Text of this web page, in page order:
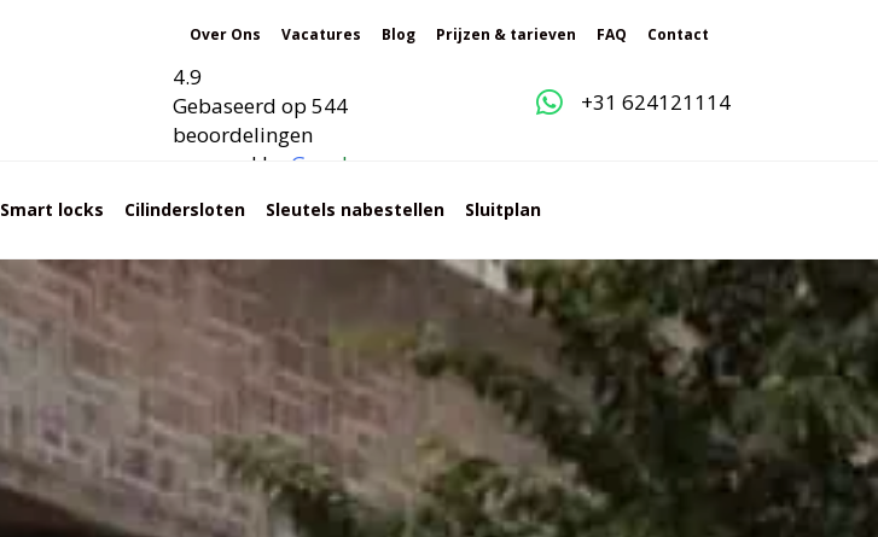
Over Ons Vacatures Blog Prijzen & tarieven FAQ Contact
4.9
Gebaseerd op 544
beoordelingen
powered by G l
+31 624121114
Smart locks Cilindersloten Sleutels nabestellen Sluitplan